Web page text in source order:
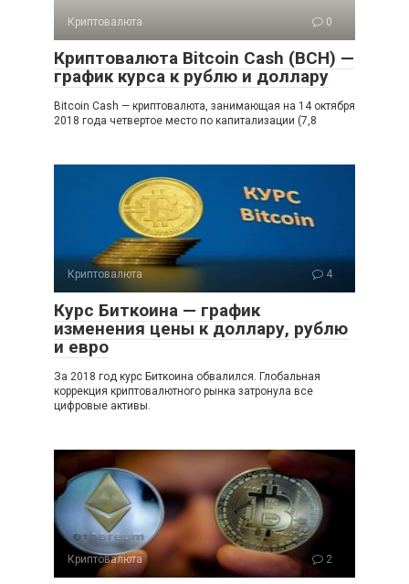
Криптовалюта 0
Криптовалюта Bitcoin Cash (BCH) —
график курса к рублю и доллару
Bitcoin Cash — криптовалюта, занимающая на 14 октября
2018 года четвертое место по капитализации (7,8
Криптовалюта 4
Курс Биткоина — график
изменения цены к доллару, рублю
и евро
За 2018 год курс Биткоина обвалился. Глобальная
коррекция криптовалютного рынка затронула все
цифровые активы.
Криптовалюта 2